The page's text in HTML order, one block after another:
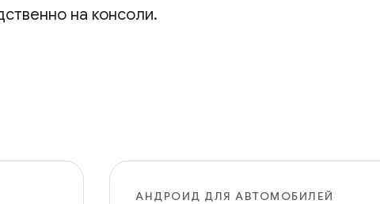
на консоли.
АНДРОИД ДЛЯ АВТОМОБИЛЕЙ